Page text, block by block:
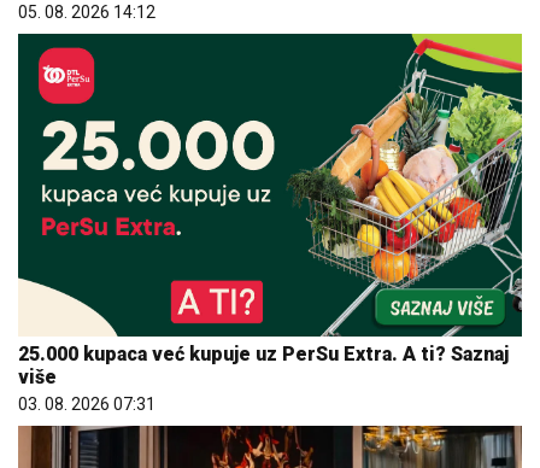
05. 08. 2026 14:12
25.000 kupaca već kupuje uz PerSu Extra. A ti? Saznaj
više
03. 08. 2026 07:31